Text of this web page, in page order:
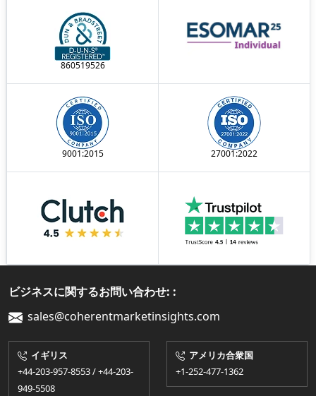
860519526
9001:2015 27001:2022
ビジネスに関するお問い合わせ: :
sales@coherentmarketinsights.com
イギリス
+44-203-957-8553 / +44-203-
949-5508
アメリカ合衆国
+1-252-477-1362